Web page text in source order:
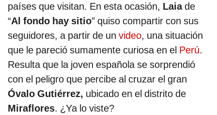
países que visitan. En esta ocasión, Laiade
“Al fondo hay sitio” quiso compartir con sus
seguidores, a partir de un video, una situación
que le pareció sumamente curiosa en el Perú.
Resulta que la joven española se sorprendió
con el peligro que percibe al cruzar el gran
Óvalo Gutiérrez, ubicado en el distrito de
Miraflores. ¿Ya lo viste?